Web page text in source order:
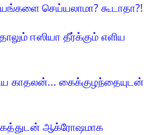
செய்யலாமா? கூடாதா?!
ஈஸியா தீர்க்கும் எளிய
காதலன்... கைக்குழந்தையுடன்
ஆக்ரோஷமாக